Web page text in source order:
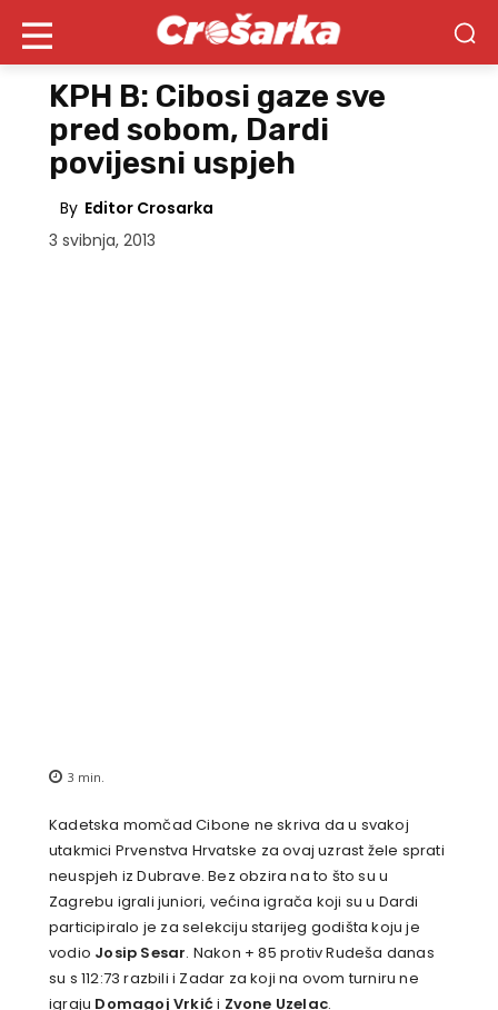
KPH B: Cibosi gaze sve
pred sobom, Dardi
povijesni uspjeh
By Editor Crosarka
3 svibnja, 2013
3 min.
Kadetska momčad Cibone ne skriva da u svakoj
utakmici Prvenstva Hrvatske za ovaj uzrast žele sprati
neuspjeh iz Dubrave. Bez obzira na to što su u
Zagrebu igrali juniori, većina igrača koji su u Dardi
participiralo je za selekciju starijeg godišta koju je
vodio Josip Sesar. Nakon + 85 protiv Rudeša danas
su s 112:73 razbili i Zadar za koji na ovom turniru ne
igraju Domagoj Vrkići Zvone Uzelac.